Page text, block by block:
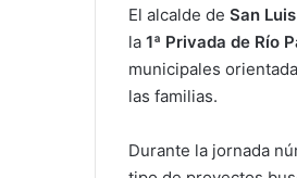
El alcalde de San
la 1ª Privada de Río
municipales
las familias.
Durante la jornada